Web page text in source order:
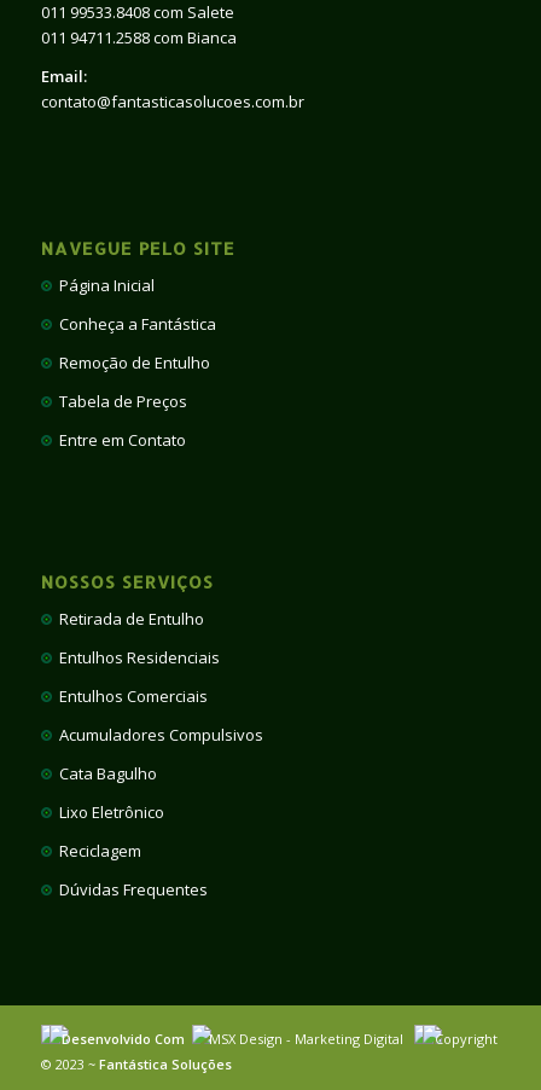
011 99533.8408 com Salete
011 94711.2588 com Bianca
Email:
contato@fantasticasolucoes.com.br
NAVEGUE PELO SITE
Página Inicial
Conheça a Fantástica
Remoção de Entulho
Tabela de Preços
Entre em Contato
NOSSOS SERVIÇOS
Retirada de Entulho
Entulhos Residenciais
Entulhos Comerciais
Acumuladores Compulsivos
Cata Bagulho
Lixo Eletrônico
Reciclagem
Dúvidas Frequentes
Desenvolvido Com MSX Design - Marketing Digital
Copyright
© 2023 ~ Fantástica Soluções